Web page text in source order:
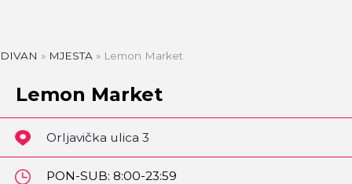
DIVAN » MJESTA » Lemon Market
Lemon Market
Orljavička ulica 3
PON-SUB: 8:00-23:59